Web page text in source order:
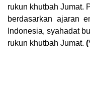
rukun khutbah Jumat.
berdasarkan ajaran
Indonesia, syahadat
rukun khutbah Jumat.